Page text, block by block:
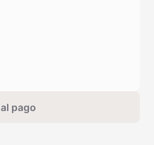
pago